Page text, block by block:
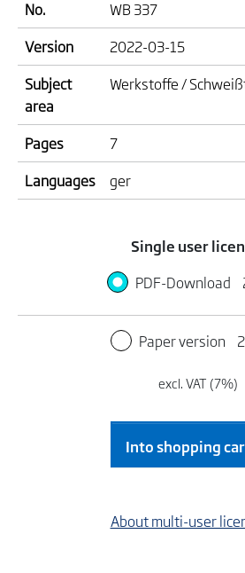
No.
WB 337
Version
2022-03-15
Subject
area
Werkstoffe /
Pages
7
Languages
ger
Single user
PDF-Download
Paper version
excl. VAT (7%)
Into shopping
About multi-user